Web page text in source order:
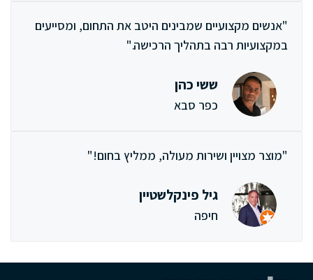
"אנשים מקצועיים שמבינים היטב את התחום, ומסייעים
במקצועיות רבה בתהליך הרכישה."
ששי כהן
כפר סבא
"מוצר מצויין ושירות מעולה, ממליץ בחום!"
גיל פינקלשטיין
חיפה